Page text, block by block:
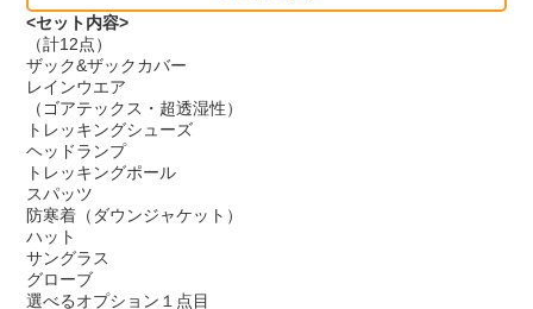
<セット内容>
（計12点）
ザック&ザックカバー
レインウエア
（ゴアテックス・超透湿性）
トレッキングシューズ
ヘッドランプ
トレッキングポール
スパッツ
防寒着（ダウンジャケット）
ハット
サングラス
グローブ
選べるオプション１点目